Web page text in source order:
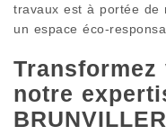
travaux est à portée de
un espace éco-
notre